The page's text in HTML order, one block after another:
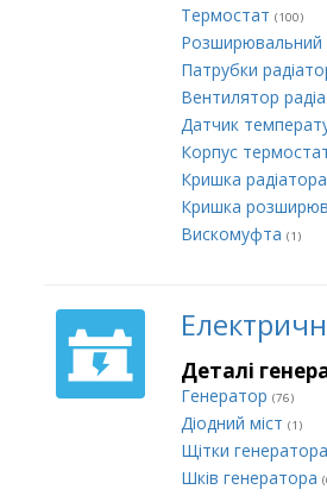
Термостат (100)
Розширювальний
Патрубки
Вентилятор
Датчик
Корпус
Кришка радіатора
Кришка
Вискомуфта (1)
Деталі
Генератор (76)
Діодний міст (1)
Щітки генератора
Шків генератора